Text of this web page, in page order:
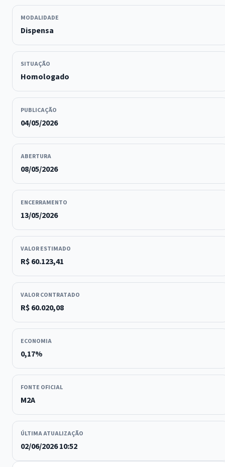
MODALIDADE
Dispensa
SITUAÇÃO
Homologado
PUBLICAÇÃO
04/05/2026
ABERTURA
08/05/2026
ENCERRAMENTO
13/05/2026
VALOR ESTIMADO
R$ 60.123,41
VALOR CONTRATADO
R$ 60.020,08
ECONOMIA
0,17%
FONTE OFICIAL
M2A
ÚLTIMA ATUALIZAÇÃO
02/06/2026 10:52